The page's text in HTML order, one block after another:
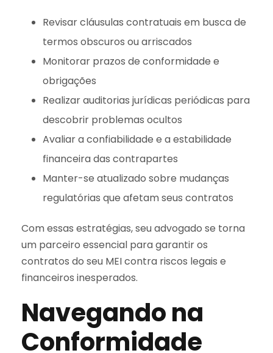
Revisar cláusulas contratuais em busca de
termos obscuros ou arriscados
Monitorar prazos de conformidade e
obrigações
Realizar auditorias jurídicas periódicas para
descobrir problemas ocultos
Avaliar a confiabilidade e a estabilidade
financeira das contrapartes
Manter-se atualizado sobre mudanças
regulatórias que afetam seus contratos
Com essas estratégias, seu advogado se torna
um parceiro essencial para garantir os
contratos do seu MEI contra riscos legais e
financeiros inesperados.
Navegando na
Conformidade